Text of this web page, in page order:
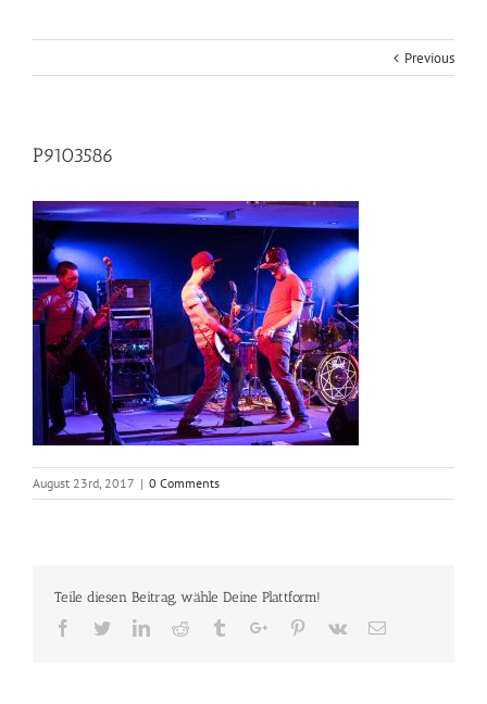
Previous
P9103586
August 23rd, 2017 | 0 Comments
Teile diesen Beitrag, wähle Deine Plattform!
Facebook
TwitterLinkedinReddit TumblrGoogle+Pinterest
Vk Email